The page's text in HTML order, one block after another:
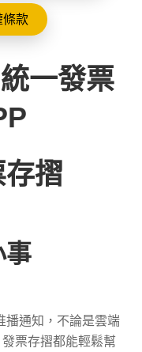
條款
一發票
摺
事
播通知，不論是雲端
票存摺都能輕鬆幫